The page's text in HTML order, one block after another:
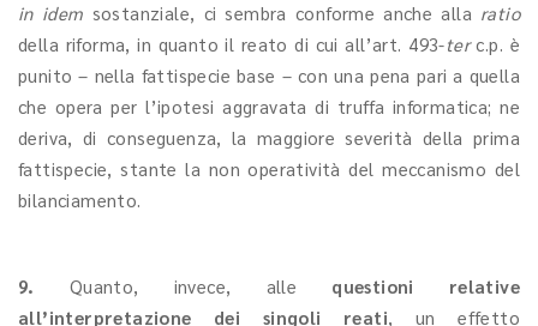
in idem sostanziale, ci sembra conforme anche alla ratio
della riforma, in quanto il reato di cui all’art. 493-terc.p. è
punito – nella fattispecie base – con una pena pari a quella
che opera per l’ipotesi aggravata di truffa informatica; ne
deriva, di conseguenza, la maggiore severità della prima
fattispecie, stante la non operatività del meccanismo del
bilanciamento.
9. Quanto, invece, alle questioni relative
all’interpretazione dei singoli reati, un effetto